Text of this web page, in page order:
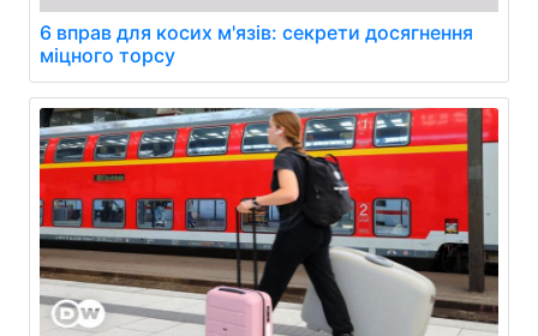
6 вправ для косих м'язів: секрети досягнення
міцного торсу